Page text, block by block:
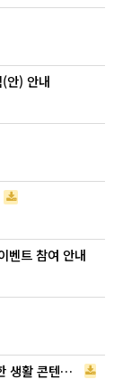
안) 안내
벤트 참여 안내
코로나19로 인한 개학연기 등에 따른 아동을 위한 생활 콘텐츠 업데트 자료 안내